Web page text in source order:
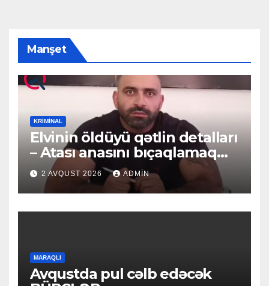
Manşet
KRIMINAL
Elvinin öldüyü qətlin detalları
– Atası anasını bıçaqlamaq
istəyirmiş
2 AVQUST 2026 ADMIN
MARAQLI
Avqustda pul cəlb edəcək